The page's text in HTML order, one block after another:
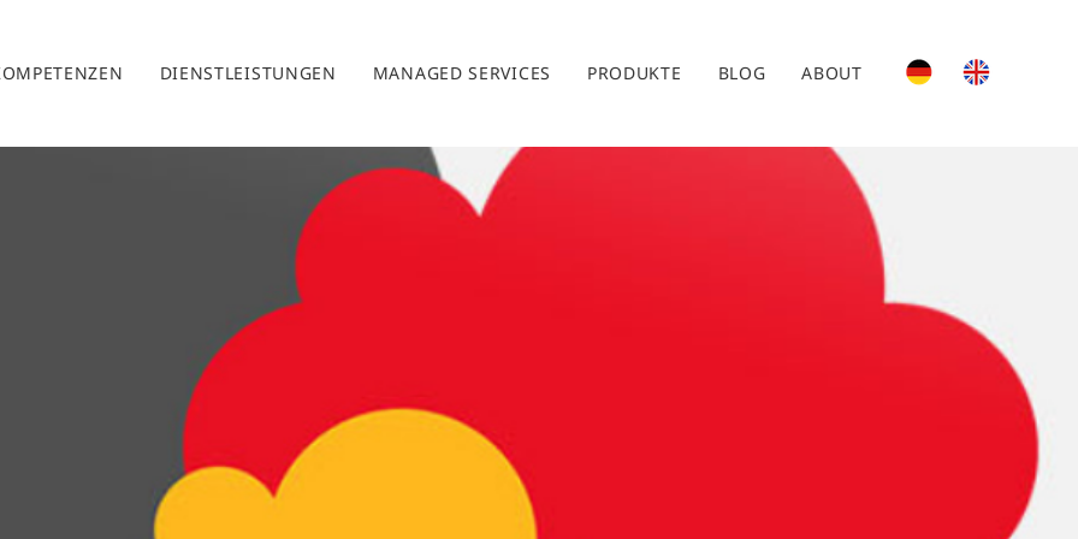
DIENSTLEISTUNGEN MANAGED SERVICES PRODUKTE BLOG ABOUT